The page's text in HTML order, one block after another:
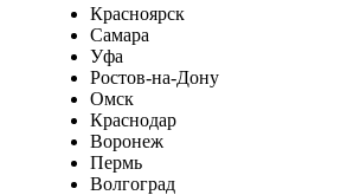
Красноярск
Самара
Уфа
Ростов-на-Дону
Омск
Краснодар
Воронеж
Пермь
Волгоград